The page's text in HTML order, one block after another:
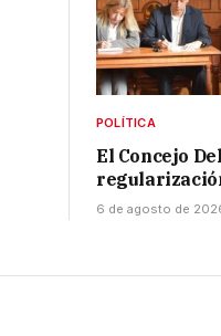
POLÍTICA
El Concejo
6 de agosto de